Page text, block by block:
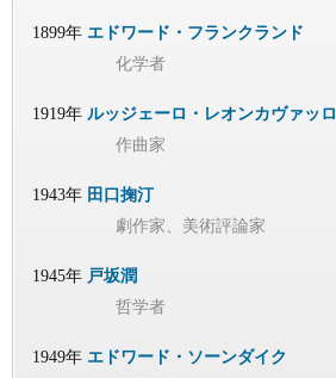
1899年 エドワード・フランクランド
化学者
1919年 ルッジェーロ・レオンカヴァッロ
作曲家
1943年 田口掬汀
劇作家、美術評論家
1945年 戸坂潤
哲学者
1949年 エドワード・ソーンダイク